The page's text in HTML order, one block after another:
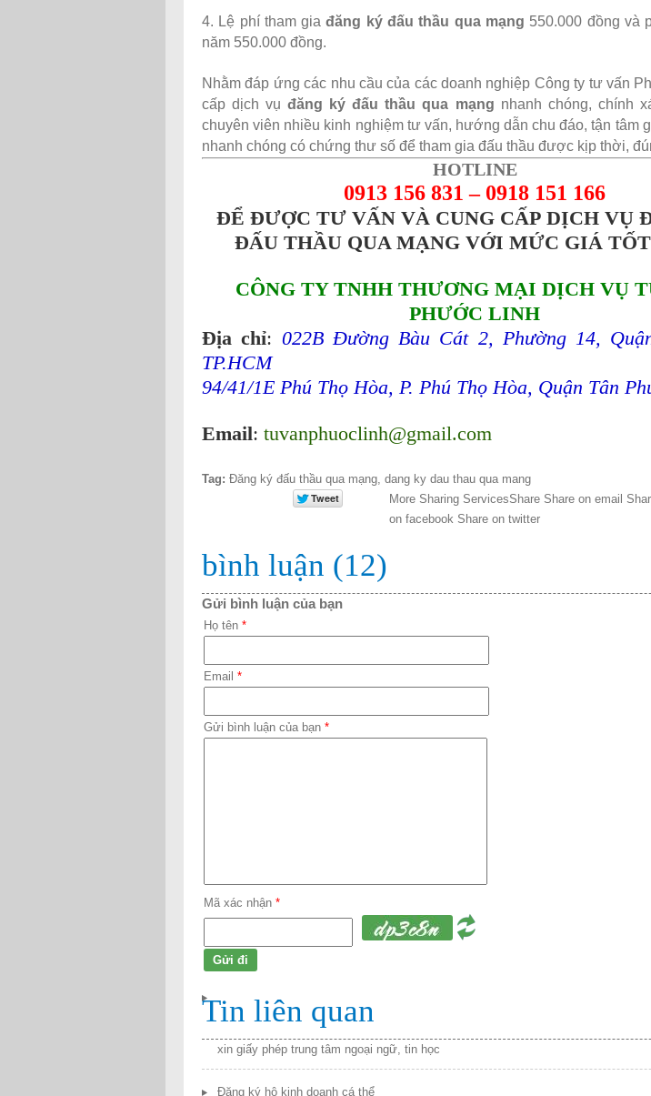
4. Lệ phí tham giađăng ký đấu thầu qua mạng 550.000 đồng và
năm 550.000 đồng.
Nhằm đáp ứng các nhu cầu của các doanh nghiệp Công ty tư vấn
cấp dịch vụđăng ký đấu thầu qua mạng nhanh chóng, chính
chuyên viên nhiều kinh nghiệm tư vấn, hướng dẫn chu đáo, tận tâm
nhanh chóng có chứng thư số để tham gia đấu thầu được kịp thời,
HOTLINE
0913 156 831 – 0918 151 166
ĐỂ ĐƯỢC TƯ VẤN VÀ CUNG CẤP DỊCH VỤ
ĐẤU THẦU QUA MẠNG VỚI MỨC GIÁ
CÔNG TY TNHH THƯƠNG MẠI DỊCH VỤ
PHƯỚC LINH
Địa chỉ: 022B Đường Bàu Cát 2, Phường 14,
TP.HCM
94/41/1E Phú Thọ Hòa, P. Phú Thọ Hòa, Quận Tân
Email: tuvanphuoclinh@gmail.com
Tag: Đăng ký đấu thầu qua mạng, dang ky dau thau qua mang
More Sharing ServicesShare Share on email
on facebook Share on twitter
bình luận (12)
Gửi bình luận của bạn
Họ tên *
Email *
Gửi bình luận của bạn *
Mã xác nhận *
Tin liên quan
xin giấy phép trung tâm ngoại ngữ, tin học
Đăng ký hộ kinh doanh cá thể